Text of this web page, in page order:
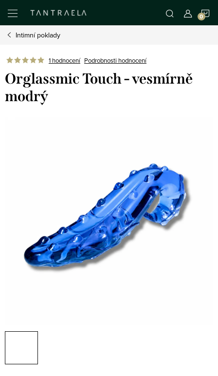
obsah
Intimní poklady
1 hodnocení Podrobnosti hodnocení
Orglassmic Touch - vesmírně
modrý